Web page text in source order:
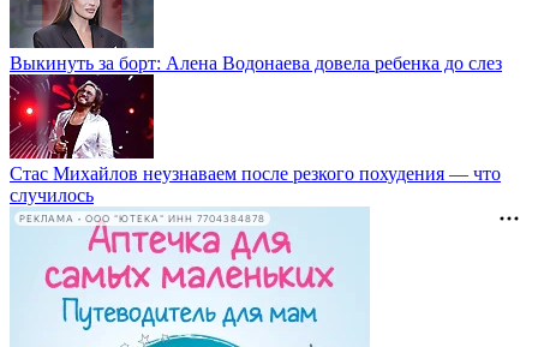
Выкинуть за борт: Алена Водонаева довела ребенка до слез
Стас Михайлов неузнаваем после резкого похудения — что
случилось
РЕКЛАМА • ООО "ЮТЕКА" ИНН 7704384878